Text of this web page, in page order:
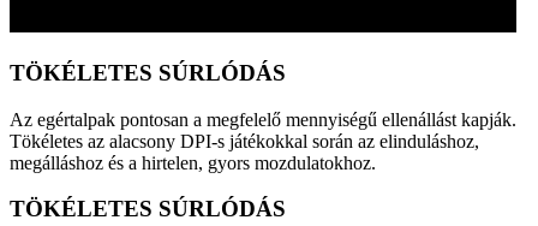
TÖKÉLETES SÚRLÓDÁS
Az egértalpak pontosan a megfelelő mennyiségű ellenállást kapják.
Tökéletes az alacsony DPI-s játékokkal során az elinduláshoz,
megálláshoz és a hirtelen, gyors mozdulatokhoz.
TÖKÉLETES SÚRLÓDÁS